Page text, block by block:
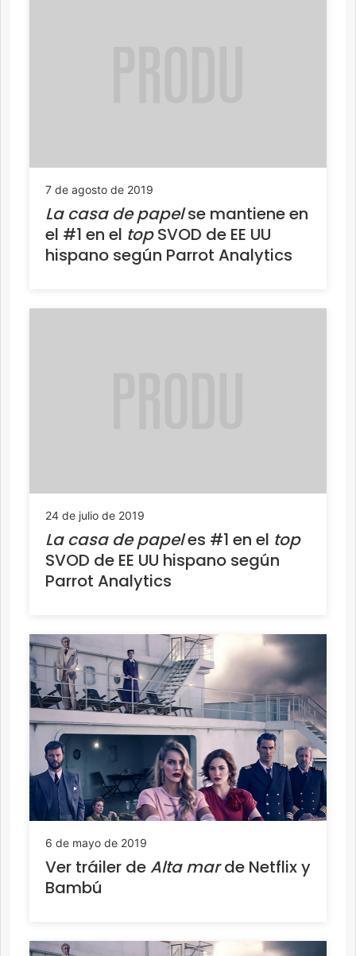
7 de agosto de 2019
La casa de papelse mantiene en
el #1 en el topSVOD de EE UU
hispano según Parrot Analytics
24 de julio de 2019
La casa de papeles #1 en el top
SVOD de EE UU hispano según
Parrot Analytics
6 de mayo de 2019
Ver tráiler de Alta marde Netflix y
Bambú